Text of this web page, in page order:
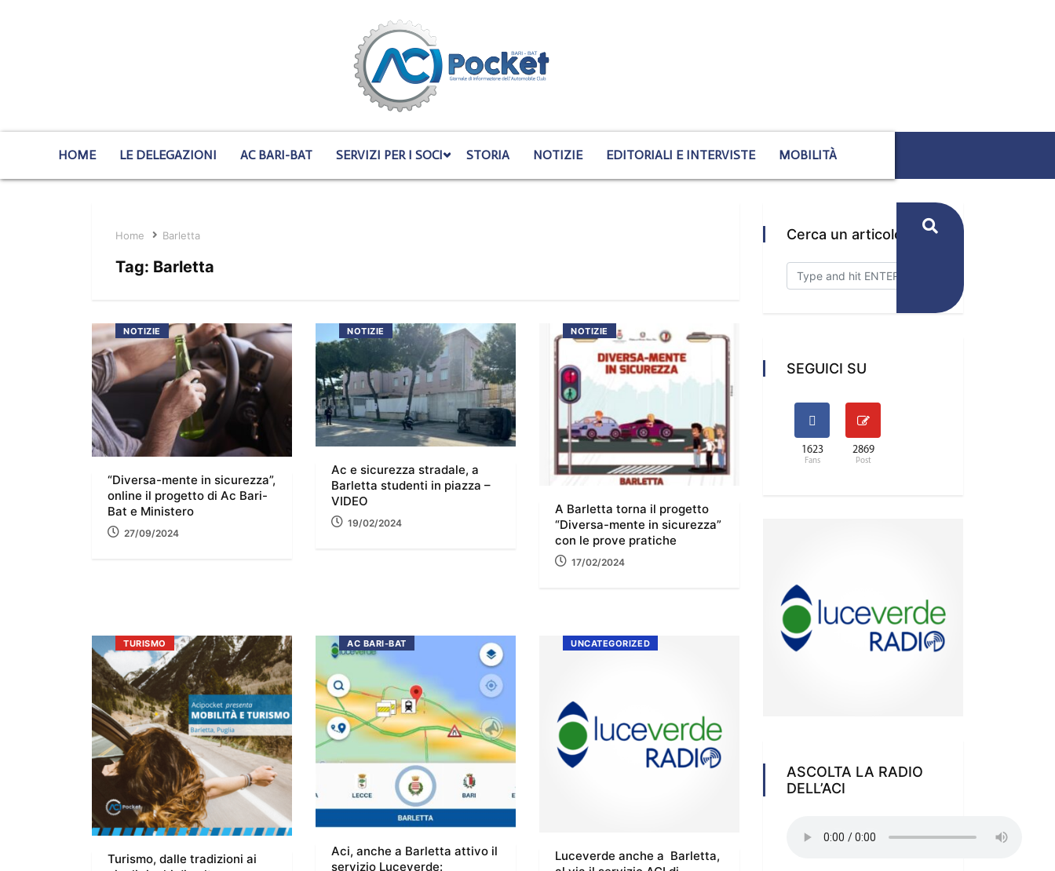
HOME LE DELEGAZIONI AC BARI-BAT SERVIZI PER I SOCI STORIA NOTIZIE EDITORIALI E INTERVISTE MOBILITÀ
Home Barletta
Tag: Barletta
NOTIZIE
“Diversa-mente in sicurezza”,
online il progetto di Ac Bari-
Bat e Ministero
27/09/2024
NOTIZIE
Ac e sicurezza stradale, a
Barletta studenti in piazza –
VIDEO
19/02/2024
NOTIZIE
A Barletta torna il progetto
“Diversa-mente in sicurezza”
con le prove pratiche
17/02/2024
TURISMO
Turismo, dalle tradizioni ai
AC BARI-BAT
Aci, anche a Barletta attivo il
servizio Luceverde:
UNCATEGORIZED
Luceverde anche a Barletta,
Cerca un articolo
SEGUICI SU
1623
Fans
2869
Post
ASCOLTA LA RADIO
DELL’ACI